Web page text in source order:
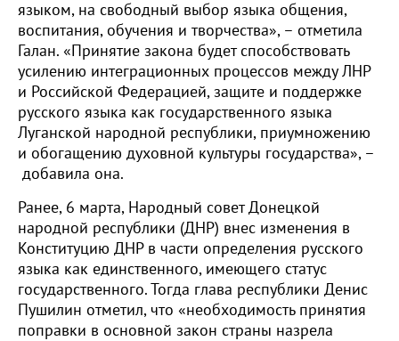
языком, на свободный выбор языка общения,
воспитания, обучения и творчества», – отметила
Галан. «Принятие закона будет способствовать
усилению интеграционных процессов между ЛНР
и Российской Федерацией, защите и поддержке
русского языка как государственного языка
Луганской народной республики, приумножению
и обогащению духовной культуры государства», –
добавила она.
Ранее, 6 марта, Народный совет Донецкой
народной республики (ДНР) внес изменения в
Конституцию ДНР в части определения русского
языка как единственного, имеющего статус
государственного. Тогда глава республики Денис
Пушилин отметил, что «необходимость принятия
поправки в основной закон страны назрела